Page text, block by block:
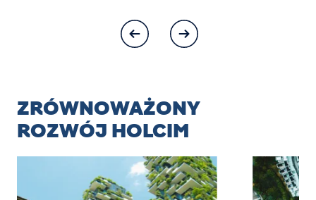
ZRÓWNOWAŻONY
ROZWÓJ HOLCIM